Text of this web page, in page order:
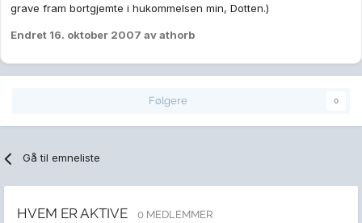
grave fram bortgjemte i hukommelsen min, Dotten.)
Endret 16. oktober 2007 av athorb
Følgere 0
Gå til emneliste
HVEM ER AKTIVE 0 MEDLEMMER